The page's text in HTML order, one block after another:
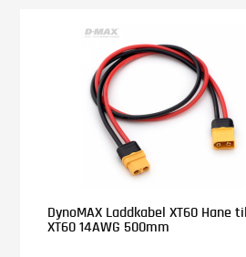
DynoMAX Laddkabel XT60 Hane till
XT60 14AWG 500mm